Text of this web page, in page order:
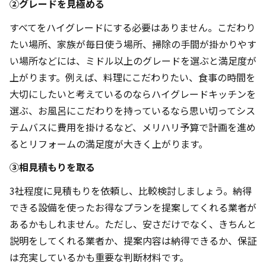
②グレードを見極める
すべてをハイグレードにする必要はありません。こだわり
たい場所、家族が毎日使う場所、掃除の手間が掛かりやす
い場所などには、ミドル以上のグレードを選ぶと満足度が
上がります。例えば、料理にこだわりたい、食事の時間を
大切にしたいと考えているのならハイグレードキッチンを
選ぶ、お風呂にこだわりを持っているなら思い切ってシス
テムバスに費用を掛けるなど、メリハリ予算で計画を進め
るとリフォームの満足度が大きく上がります。
③相見積もりを取る
3社程度に見積もりを依頼し、比較検討しましょう。納得
できる設備を使ったお得なプランを提案してくれる業者が
あるかもしれません。ただし、安さだけでなく、きちんと
説明をしてくれる業者か、提案内容は納得できるか、保証
は充実しているかも重要な判断材料です。